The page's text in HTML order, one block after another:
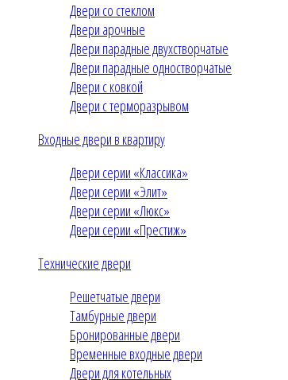
Двери со стеклом
Двери арочные
Двери парадные двухстворчатые
Двери парадные одностворчатые
Двери с ковкой
Двери с терморазрывом
Входные двери в квартиру
Двери серии «Классика»
Двери серии «Элит»
Двери серии «Люкс»
Двери серии «Престиж»
Технические двери
Решетчатые двери
Тамбурные двери
Бронированные двери
Временные входные двери
Двери для котельных